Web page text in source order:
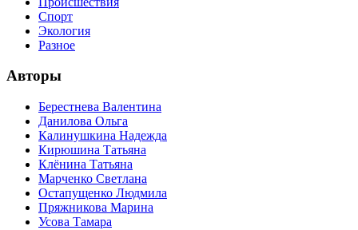
Спорт
Экология
Разное
Авторы
Берестнева Валентина
Данилова Ольга
Калинушкина Надежда
Кирюшина Татьяна
Клёнина Татьяна
Марченко Светлана
Остапущенко Людмила
Пряжникова Марина
Усова Тамара